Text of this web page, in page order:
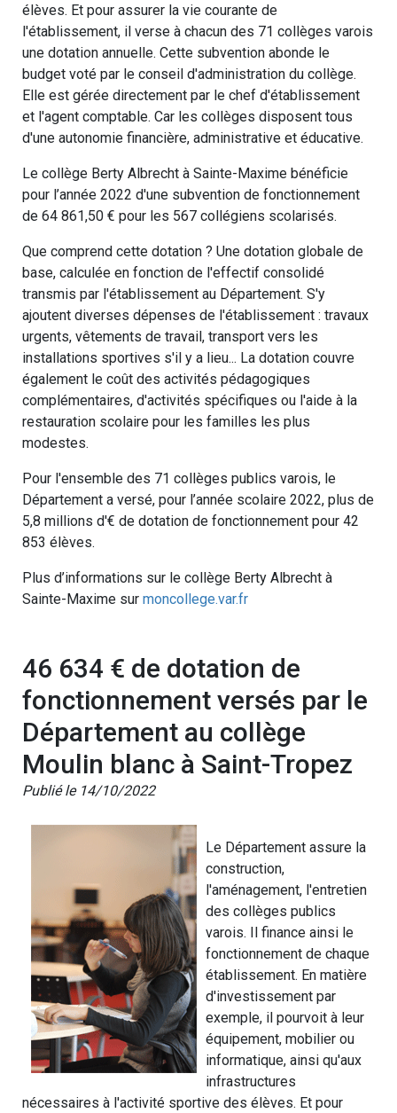
élèves. Et pour assurer la vie courante de
l'établissement, il verse à chacun des 71 collèges varois
une dotation annuelle. Cette subvention abonde le
budget voté par le conseil d'administration du collège.
Elle est gérée directement par le chef d'établissement
et l'agent comptable. Car les collèges disposent tous
d'une autonomie financière, administrative et éducative.
Le collège Berty Albrecht à Sainte-Maxime bénéficie
pour l’année 2022 d'une subvention de fonctionnement
de 64 861,50 € pour les 567 collégiens scolarisés.
Que comprend cette dotation ? Une dotation globale de
base, calculée en fonction de l'effectif consolidé
transmis par l'établissement au Département. S'y
ajoutent diverses dépenses de l'établissement : travaux
urgents, vêtements de travail, transport vers les
installations sportives s'il y a lieu... La dotation couvre
également le coût des activités pédagogiques
complémentaires, d'activités spécifiques ou l'aide à la
restauration scolaire pour les familles les plus
modestes.
Pour l'ensemble des 71 collèges publics varois, le
Département a versé, pour l’année scolaire 2022, plus de
5,8 millions d'€ de dotation de fonctionnement pour 42
853 élèves.
Plus d’informations sur le collège Berty Albrecht à
Sainte-Maxime sur moncollege.var.fr
46 634 € de dotation de
fonctionnement versés par le
Département au collège
Moulin blanc à Saint-Tropez
Publié le 14/10/2022
Le Département assure la
construction,
l'aménagement, l'entretien
des collèges publics
varois. Il finance ainsi le
fonctionnement de chaque
établissement. En matière
d'investissement par
exemple, il pourvoit à leur
équipement, mobilier ou
informatique, ainsi qu'aux
infrastructures
nécessaires à l'activité sportive des élèves. Et pour